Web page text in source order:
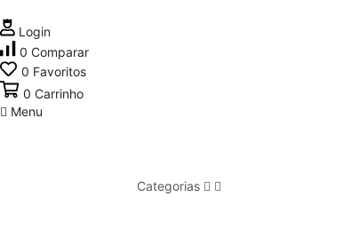
Login
0 Comparar
0 Favoritos
0 Carrinho
Menu
Categorias